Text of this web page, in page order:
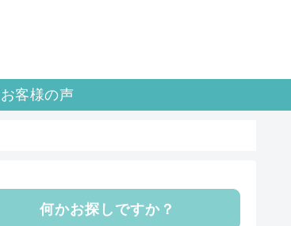
お客様の声
何かお探しですか？